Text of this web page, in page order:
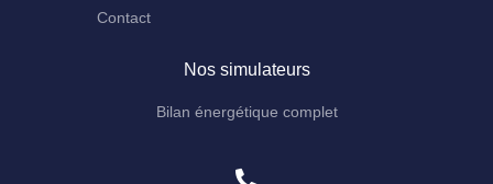
Contact
Nos simulateurs
Bilan énergétique complet